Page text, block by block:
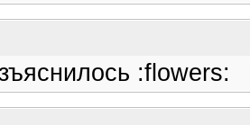
:flowers: